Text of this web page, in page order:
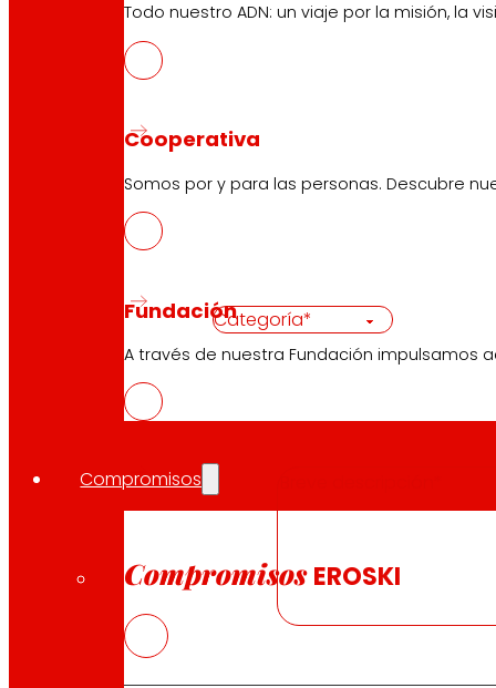
Todo nuestro ADN: un viaje por la misión, la
Cooperativa
Somos por y para las personas. Descubre
Fundación
A través de nuestra Fundación impulsamos
Compromisos
Compromisos EROSKI
Presenta tucandidatura
Datos de la candidatura
Categoría (obligatorio)
Nombre del proyecto, iniciativa o trayectoria
Breve descripción (obligatorio)